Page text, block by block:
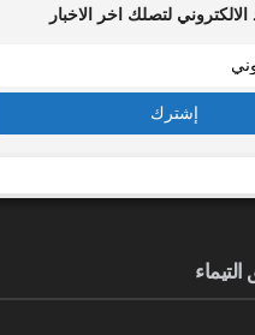
لتصلك اخر الاخبار